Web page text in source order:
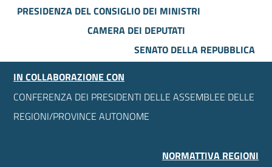
PRESIDENZA DEL CONSIGLIO DEI MINISTRI
CAMERA DEI DEPUTATI
SENATO DELLA REPUBBLICA
IN COLLABORAZIONE CON
CONFERENZA DEI PRESIDENTI DELLE ASSEMBLEE DELLE
REGIONI/PROVINCE AUTONOME
NORMATTIVA REGIONI